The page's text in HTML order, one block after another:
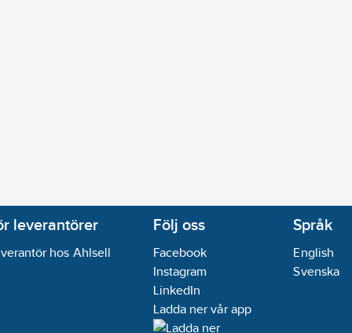
leverantörer
hos Ahlsell
Följ oss
Facebook
Instagram
LinkedIn
Ladda ner vår app
Språk
English
Svenska